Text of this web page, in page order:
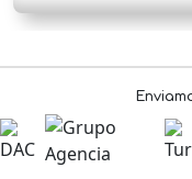
precio
original
$1.890.
precio
actual
$1.590.